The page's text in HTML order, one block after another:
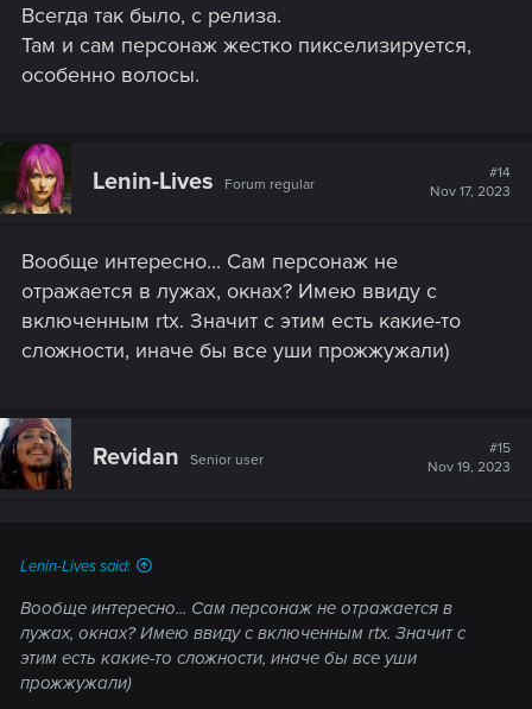
Всегда так было, с релиза.
Там и сам персонаж жестко пикселизируется,
особенно волосы.
Lenin-Lives Forum regular
#14
Nov 17, 2023
Вообще интересно... Сам персонаж не
отражается в лужах, окнах? Имею ввиду с
включенным rtx. Значит с этим есть какие-то
сложности, иначе бы все уши прожжужали)
Revidan Senior user
#15
Nov 19, 2023
Lenin-Lives said:
Вообще интересно... Сам персонаж не отражается в
лужах, окнах? Имею ввиду с включенным rtx. Значит с
этим есть какие-то сложности, иначе бы все уши
прожжужали)